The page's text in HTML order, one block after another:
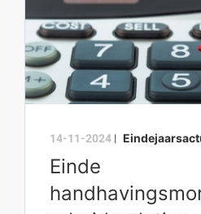
14-11-2024 |
Einde